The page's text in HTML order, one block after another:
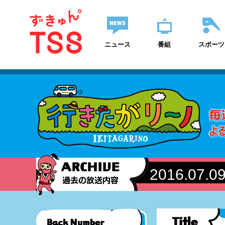
ニュース 番組 スポーツ